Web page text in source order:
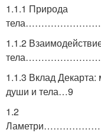
1.1.1 Природа
1.1.2
1.1.3 Вклад
души и тела…9
1.2